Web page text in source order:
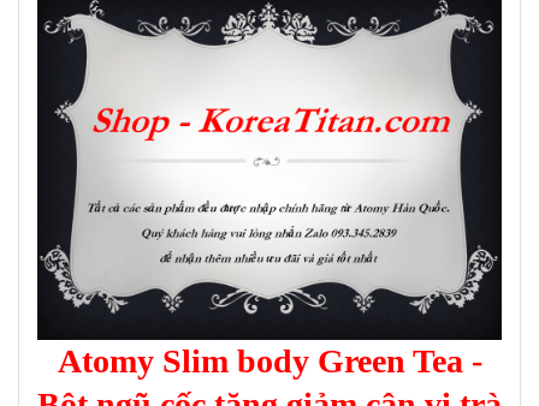
Atomy Slim body Green Tea -